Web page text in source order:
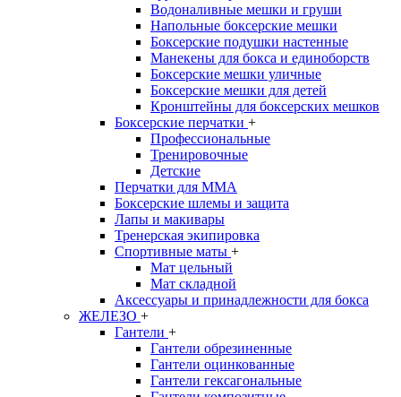
Водоналивные мешки и груши
Напольные боксерские мешки
Боксерские подушки настенные
Манекены для бокса и единоборств
Боксерские мешки уличные
Боксерские мешки для детей
Кронштейны для боксерских мешков
Боксерские перчатки +
Профессиональные
Тренировочные
Детские
Перчатки для MMA
Боксерские шлемы и защита
Лапы и макивары
Тренерская экипировка
Спортивные маты +
Мат цельный
Мат складной
Аксессуары и принадлежности для бокса
ЖЕЛЕЗО +
Гантели +
Гантели обрезиненные
Гантели оцинкованные
Гантели гексагональные